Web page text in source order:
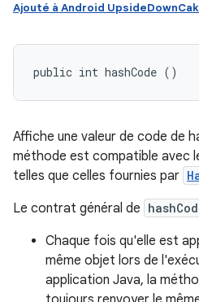
Ajouté à Android
public int hashCode ()
Affiche une valeur de code de
méthode est compatible avec
telles que celles fournies par
Le contrat général de
Chaque fois qu'elle est
même objet lors de
application Java, la